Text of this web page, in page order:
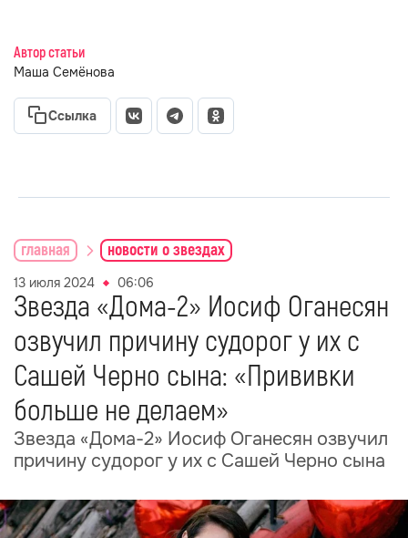
Автор статьи
Маша Семёнова
Ссылка
главная новости о звездах
13 июля 2024 06:06
Звезда «Дома-2» Иосиф Оганесян
озвучил причину судорог у их с
Сашей Черно сына: «Прививки
больше не делаем»
Звезда «Дома-2» Иосиф Оганесян озвучил
причину судорог у их с Сашей Черно сына